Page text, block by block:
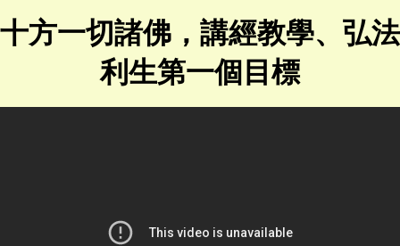
十方一切諸佛，講經教學、弘法
利生第一個目標